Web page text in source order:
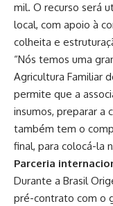
mil. O recurso será
local, com apoio à
colheita e
“Nós temos uma
Agricultura Familiar
permite que a
insumos, preparar a
também tem o
final, para colocá-la
Parceria
Durante a Brasil
pré-contrato com o